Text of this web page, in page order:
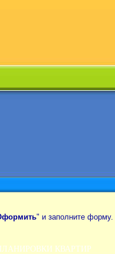
" и заполните форму.
КВАРТИР